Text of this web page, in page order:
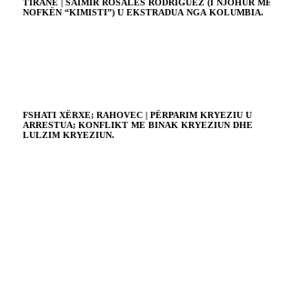
TIRANË | SAIMIR ROSALES RODRIGUEZ (I NJOHUR ME
NOFKËN “KIMISTI”) U EKSTRADUA NGA KOLUMBIA.
FSHATI XËRXE; RAHOVEC | PËRPARIM KRYEZIU U
ARRESTUA; KONFLIKT ME BINAK KRYEZIUN DHE
LULZIM KRYEZIUN.